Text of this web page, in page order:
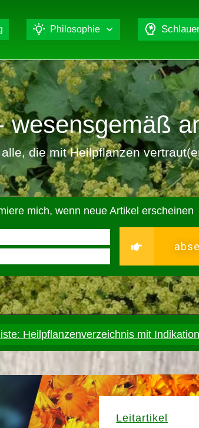
Philosophie
wesensgemäß
die mit Heilpflanzen
mich, wenn neue Artikel erscheinen
Heilpflanzenverzeichnis mit
Leitartikel